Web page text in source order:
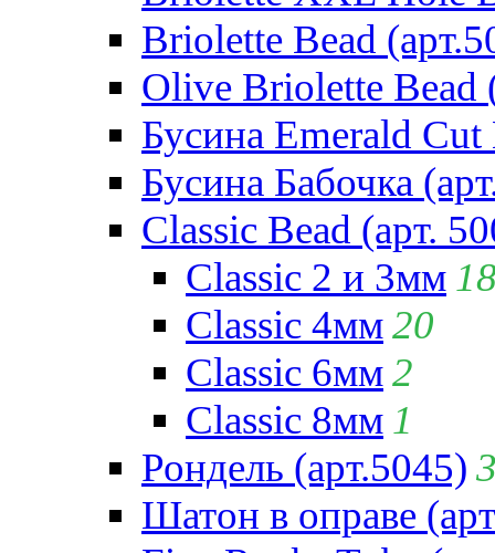
Briolette Bead
Olive Briolette Bead
Бусина Emerald Cut
Бусина Бабочка
Classic Bead (арт.
Classic 2 и 3мм
Classic 4мм20
Classic 6мм2
Classic 8мм 1
Рондель (арт.5045)
Шатон в оправе